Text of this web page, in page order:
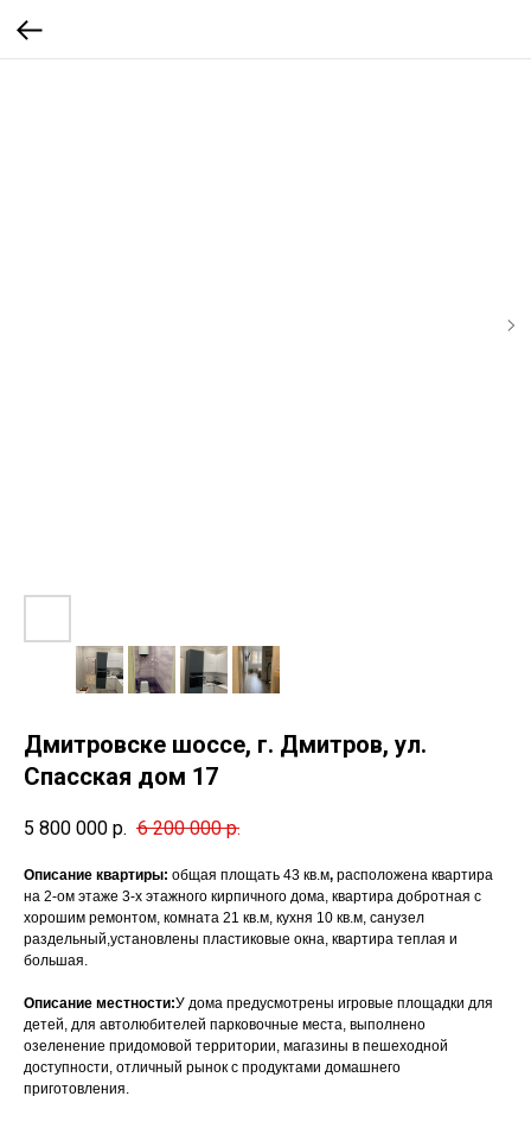
Дмитровске шоссе, г. Дмитров, ул.
Спасская дом 17
5 800 000 р. 6 200 000 р.
Описание квартиры: общая площать 43 кв.м, расположена квартира
на 2-ом этаже 3-х этажного кирпичного дома, квартира добротная с
хорошим ремонтом, комната 21 кв.м, кухня 10 кв.м, санузел
раздельный,установлены пластиковые окна, квартира теплая и
большая.
Описание местности:У дома предусмотрены игровые площадки для
детей, для автолюбителей парковочные места, выполнено
озеленение придомовой территории, магазины в пешеходной
доступности, отличный рынок с продуктами домашнего
приготовления.